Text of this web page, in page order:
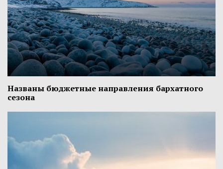
Названы бюджетные направления бархатного
сезона